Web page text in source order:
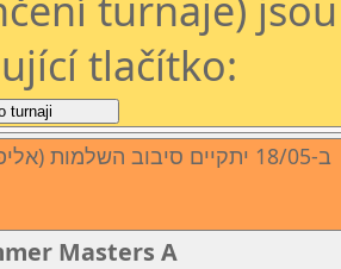
tlačítko:
ב-18/05 יתקיים סיבוב השלמות (אליפות ירושלים במהיר)
Masters A